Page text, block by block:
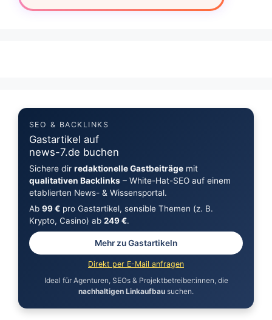
SEO & BACKLINKS
Gastartikel auf
news-7.de buchen
Sichere dir redaktionelle Gastbeiträgemit
qualitativen Backlinks– White-Hat-SEO auf einem
etablierten News- & Wissensportal.
Ab 99 €pro Gastartikel, sensible Themen (z. B.
Krypto, Casino) ab 249 €.
Mehr zu Gastartikeln
Direkt per E-Mail anfragen
Ideal für Agenturen, SEOs & Projektbetreiber:innen, die
nachhaltigen Linkaufbau suchen.